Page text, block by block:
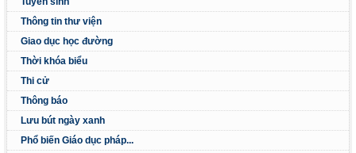
Thông tin thư viện
Giao dục học đường
Thời khóa biểu
Thi cử
Thông báo
Lưu bút ngày xanh
Phổ biến Giáo dục pháp...